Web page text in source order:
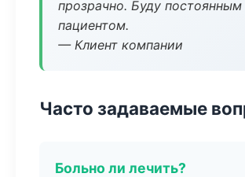
прозрачно. Буду постоянным
пациентом.
— Клиент компании
Часто задаваемые
Больно ли лечить?